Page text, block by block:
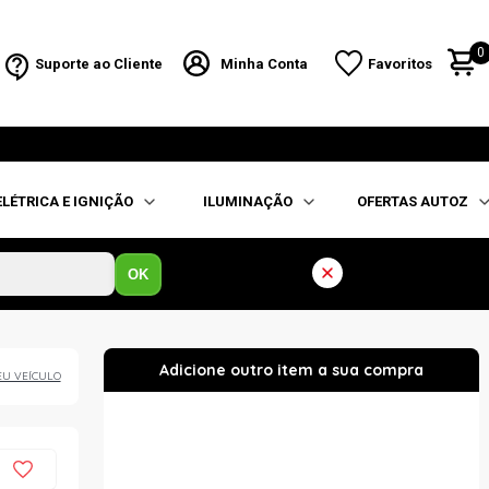
Suporte ao Cliente Minha Conta Favoritos
0
E IGNIÇÃO ILUMINAÇÃO OFERTAS AUTOZ
OK
VEÍCULO